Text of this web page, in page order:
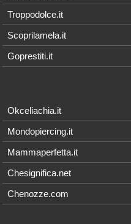
Troppodolce.it
Scoprilamela.it
Goprestiti.it
Okceliachia.it
Mondopiercing.it
Mammaperfetta.it
Chesignifica.net
Chenozze.com